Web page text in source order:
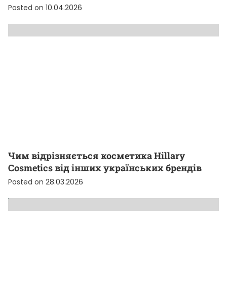
Posted on 10.04.2026
Чим відрізняється косметика Hillary
Cosmetics від інших українських брендів
Posted on 28.03.2026